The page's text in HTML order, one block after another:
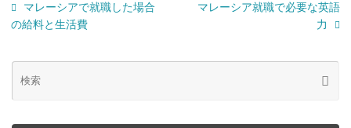
マレーシアで就職した場合
の給料と生活費
マレーシア就職で必要な英語
力